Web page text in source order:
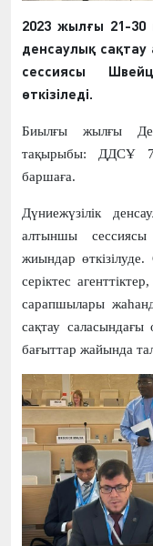
2023 жылғы 21-30
денсаулық
сессиясы
өткізіледі.
Биылғы жылғы
тақырыбы: ДДСҰ
баршаға.
Дүниежүзілік
алтыншы сессиясы
жиындар
серіктес
сарапшылары
сақтау
бағыттар жайында